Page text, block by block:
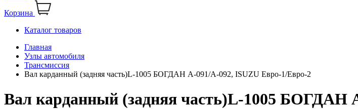
Корзина
Каталог товаров
Главная
Узлы автомобиля
Трансмиссия
Вал карданный (задняя часть)L-1005 БОГДАН А-091/А-092, ISUZU Евро-1/Евро-2
Вал карданный (задняя часть)L-1005 БОГДАН